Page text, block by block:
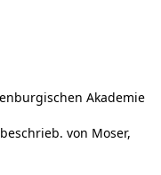
Akademie
von Moser,